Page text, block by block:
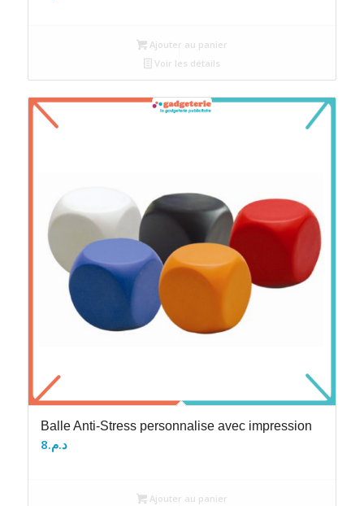
Ajouter au panier
Voir les détails
Balle Anti-Stress personnalise avec impression
د.م.8
Ajouter au panier